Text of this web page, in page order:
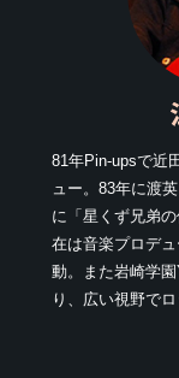
81年Pin-upsで近
ュー。83年に渡
に「星くず兄弟
在は音楽プロデ
動。また岩崎学
り、広い視野で